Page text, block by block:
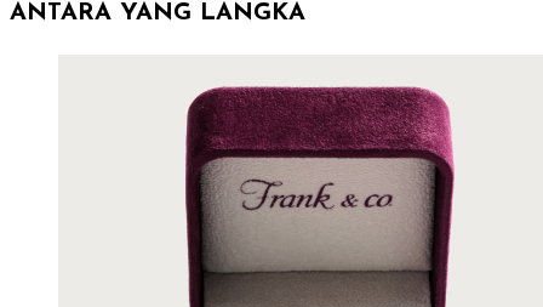
ANTARA YANG LANGKA